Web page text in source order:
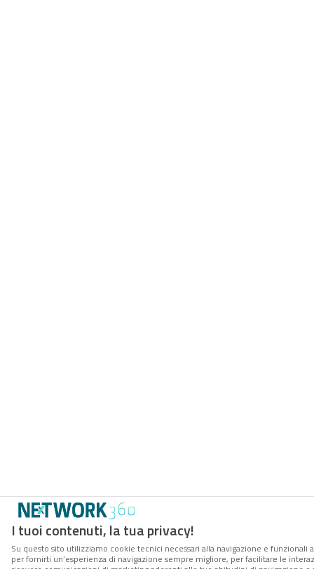
I tuoi contenuti, la tua privacy!
Su questo sito utilizziamo cookie tecnici necessari alla navigazione e funzionali
per fornirti un’esperienza di navigazione sempre migliore, per facilitare le